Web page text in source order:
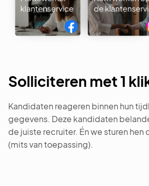
Solliciteren met 1
Kandidaten reageren binnen hun
gegevens. Deze kandidaten
de juiste recruiter. Én we sturen hen
(mits van toepassing).